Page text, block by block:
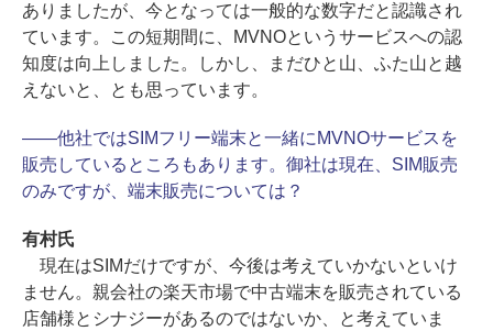
ありましたが、今となっては一般的な数字だと認識され
ています。この短期間に、MVNOというサービスへの認
知度は向上しました。しかし、まだひと山、ふた山と越
えないと、とも思っています。
――他社ではSIMフリー端末と一緒にMVNOサービスを
販売しているところもあります。御社は現在、SIM販売
のみですが、端末販売については？
有村氏
現在はSIMだけですが、今後は考えていかないといけ
ません。親会社の楽天市場で中古端末を販売されている
店舗様とシナジーがあるのではないか、と考えていま